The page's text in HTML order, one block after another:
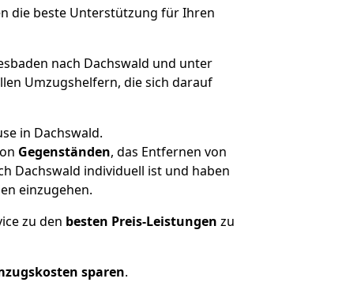
die beste Unterstützung für Ihren
nach Dachswald und unter
Umzugshelfern, die sich darauf
in Dachswald.
Gegenständen, das Entfernen von
Dachswald individuell ist und haben
einzugehen.
zu den besten Preis-Leistungen zu
sparen.